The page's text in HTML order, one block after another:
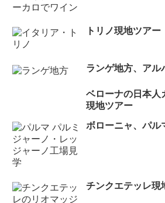
トリノ現地ツアー
ランゲ地方、アル
ベローナの日本人
現地ツアー
ボローニャ、パル
チンクエテッレ現